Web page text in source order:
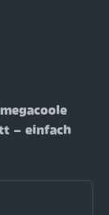
– einfach